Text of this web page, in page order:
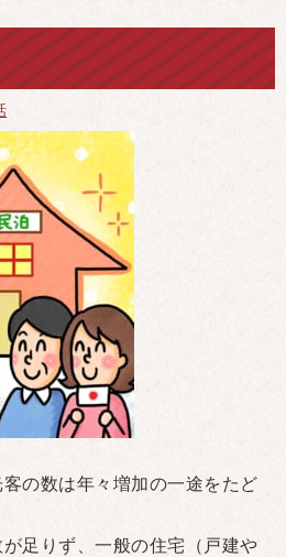
の数は年々増加の一途をたど
足りず、一般の住宅（戸建や